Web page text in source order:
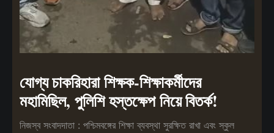
যোগ্য চাকরিহারা শিক্ষক-শিক্ষাকর্মীদের
মহামিছিল, পুলিশি হস্তক্ষেপ নিয়ে বিতর্ক!
নিজস্ব সংবাদদাতা : পশ্চিমবঙ্গের শিক্ষা ব্যবস্থা সুরক্ষিত রাখা এবং স্কুল